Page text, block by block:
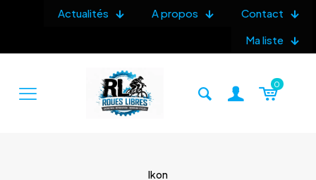
Actualités A propos
Contact
Ma liste
0
Ikon